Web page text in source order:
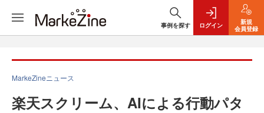
事例を探す ログイン
新規
会員登録
MarkeZineニュース
楽天スクリーム、AIによる行動パタ